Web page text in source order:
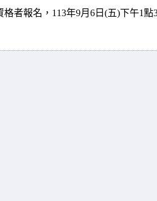
者報名，113年9月6日(五)下午1點